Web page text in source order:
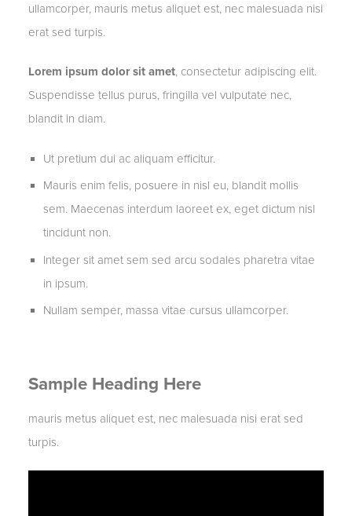
ullamcorper, mauris metus aliquet est, nec malesuada nisi
erat sed turpis.
Lorem ipsum dolor sit amet, consectetur adipiscing elit.
Suspendisse tellus purus, fringilla vel vulputate nec,
blandit in diam.
Ut pretium dui ac aliquam efficitur.
Mauris enim felis, posuere in nisl eu, blandit mollis
sem. Maecenas interdum laoreet ex, eget dictum nisl
tincidunt non.
Integer sit amet sem sed arcu sodales pharetra vitae
in ipsum.
Nullam semper, massa vitae cursus ullamcorper.
Sample Heading Here
mauris metus aliquet est, nec malesuada nisi erat sed
turpis.